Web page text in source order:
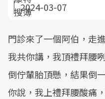
2024-03-07
門診來了一個阿伯，走
我共你講，我頂禮拜腰
倒佇輦胎頂懸，結果倒
你說，我上禮拜腰酸痛